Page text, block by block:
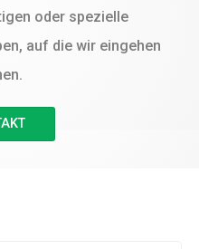
oder spezielle
auf die wir eingehen